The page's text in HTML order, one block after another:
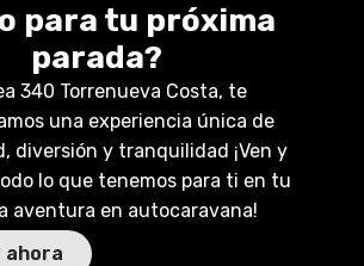
para tu próxima
parada?
340 Torrenueva Costa, te
una experiencia única de
diversión y tranquilidad ¡Ven y
lo que tenemos para ti en tu
aventura en autocaravana!
ahora